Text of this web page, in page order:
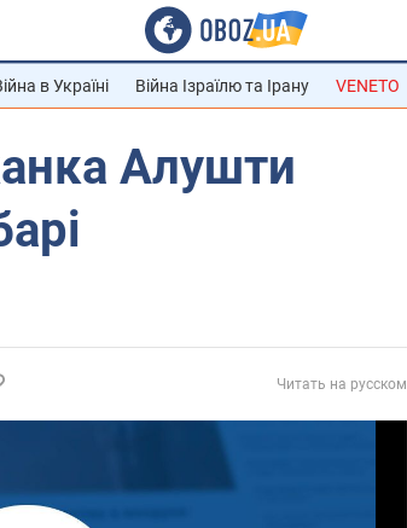
в Україні Війна Ізраїлю та Ірану VENETO
Алушти
Читать на русском